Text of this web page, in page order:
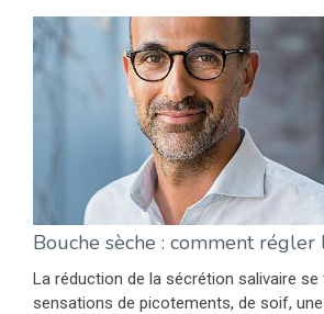
La réduction de la sécrétion salivaire se
sensations de picotements, de soif,